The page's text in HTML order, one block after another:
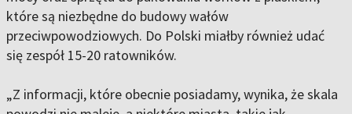
które są niezbędne do budowy wałów
przeciwpowodziowych. Do Polski miałby również udać
się zespół 15-20 ratowników.
„Z informacji, które obecnie posiadamy, wynika, że skala